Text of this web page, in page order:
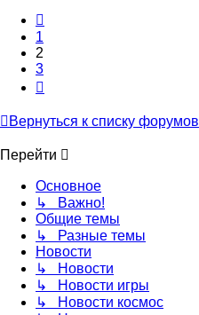
1
2
3
Вернуться к списку форумов
Перейти
Основное
↳ Важно!
Общие темы
↳ Разные темы
Новости
↳ Новости
↳ Новости игры
↳ Новости космос